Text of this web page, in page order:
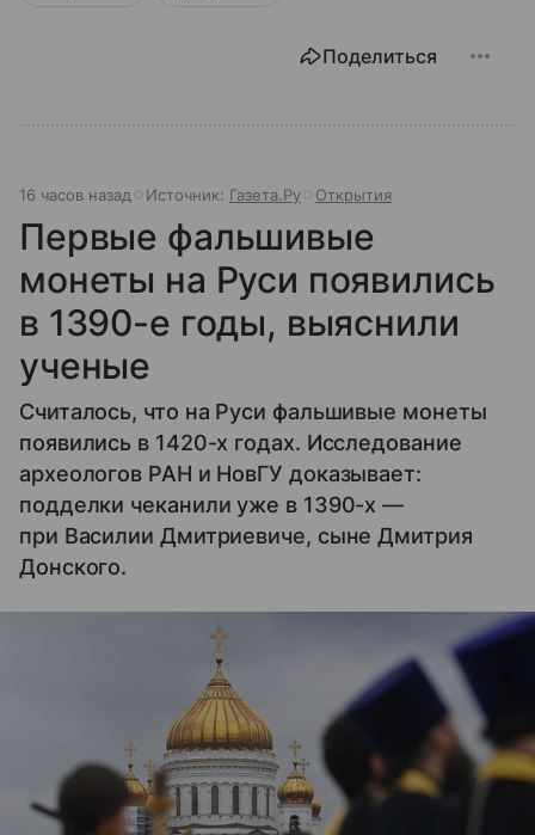
Поделиться
16 часов назад Источник: Газета.Ру Открытия
Первые фальшивые
монеты на Руси появились
в 1390-е годы, выяснили
ученые
Считалось, что на Руси фальшивые монеты
появились в 1420-х годах. Исследование
археологов РАН и НовГУ доказывает:
подделки чеканили уже в 1390-х —
при Василии Дмитриевиче, сыне Дмитрия
Донского.